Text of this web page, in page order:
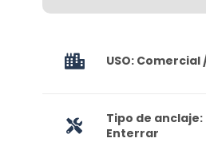
USO: Comercial
Tipo de
Enterrar